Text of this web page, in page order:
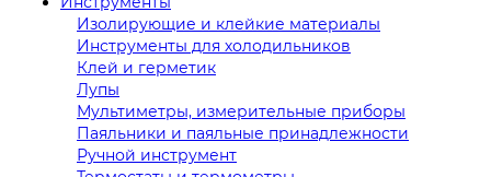
Изолирующие и клейкие материалы
Инструменты для холодильников
Клей и герметик
Лупы
Мультиметры, измерительные приборы
Паяльники и паяльные принадлежности
Ручной инструмент